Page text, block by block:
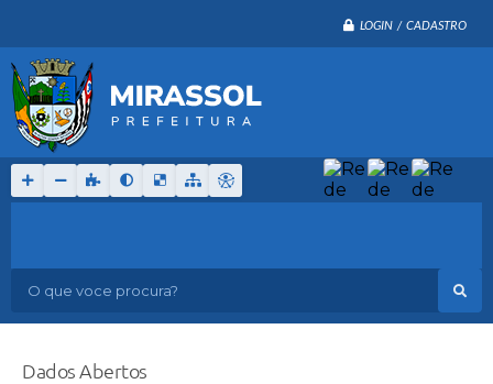
LOGIN / CADASTRO
O que voce procura?
Dados Abertos